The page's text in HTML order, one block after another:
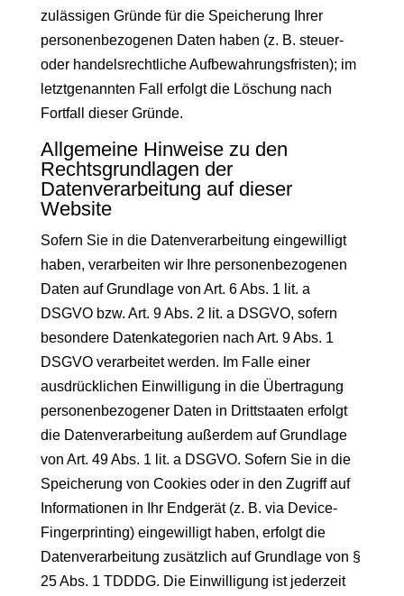
zulässigen Gründe für die Speicherung Ihrer
personenbezogenen Daten haben (z. B. steuer-
oder handelsrechtliche Aufbewahrungsfristen); im
letztgenannten Fall erfolgt die Löschung nach
Fortfall dieser Gründe.
Allgemeine Hinweise zu den
Rechtsgrundlagen der
Datenverarbeitung auf dieser
Website
Sofern Sie in die Datenverarbeitung eingewilligt
haben, verarbeiten wir Ihre personenbezogenen
Daten auf Grundlage von Art. 6 Abs. 1 lit. a
DSGVO bzw. Art. 9 Abs. 2 lit. a DSGVO, sofern
besondere Datenkategorien nach Art. 9 Abs. 1
DSGVO verarbeitet werden. Im Falle einer
ausdrücklichen Einwilligung in die Übertragung
personenbezogener Daten in Drittstaaten erfolgt
die Datenverarbeitung außerdem auf Grundlage
von Art. 49 Abs. 1 lit. a DSGVO. Sofern Sie in die
Speicherung von Cookies oder in den Zugriff auf
Informationen in Ihr Endgerät (z. B. via Device-
Fingerprinting) eingewilligt haben, erfolgt die
Datenverarbeitung zusätzlich auf Grundlage von §
25 Abs. 1 TDDDG. Die Einwilligung ist jederzeit